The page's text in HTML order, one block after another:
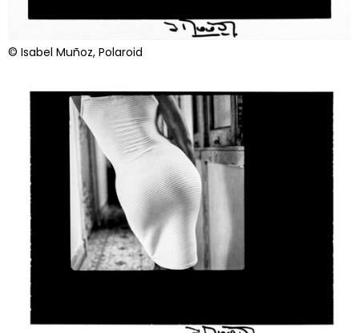
© Isabel Muñoz, Polaroid